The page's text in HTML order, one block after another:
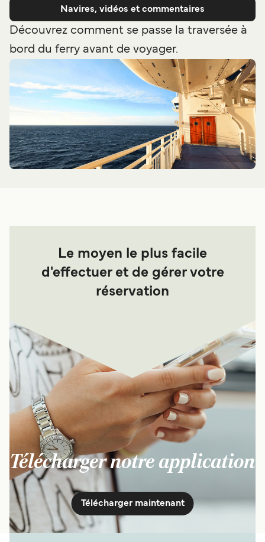
Navires, vidéos et commentaires
Découvrez comment se passe la traversée à
bord du ferry avant de voyager.
Le moyen le plus facile
d'effectuer et de gérer votre
réservation
Télécharger notre application
Télécharger maintenant